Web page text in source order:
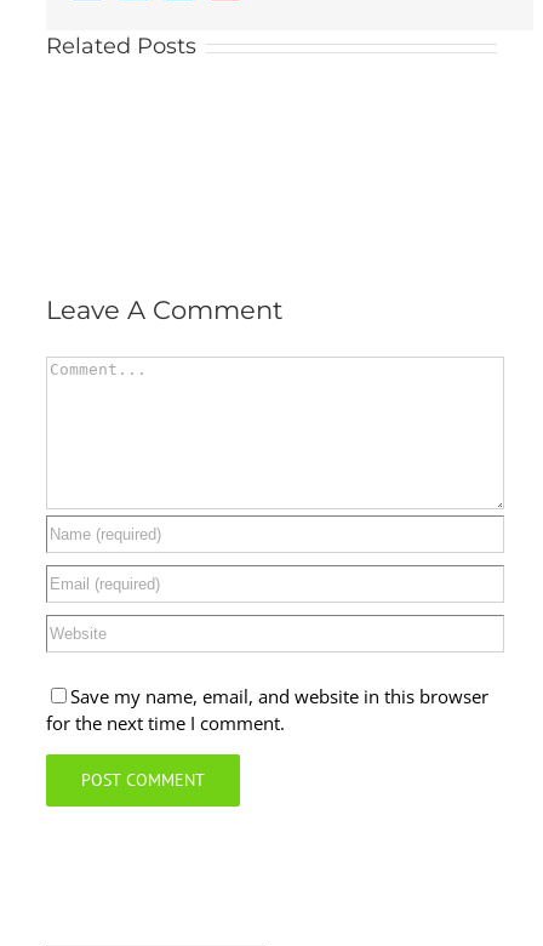
Related Posts
Leave A Comment
Comment
Save my name, email, and website in this browser
for the next time I comment.